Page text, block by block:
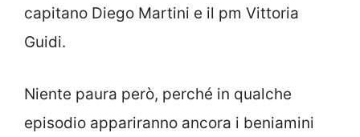
capitano Diego Martini e il pm Vittoria
Guidi.
Niente paura però, perché in qualche
episodio appariranno ancora i beniamini